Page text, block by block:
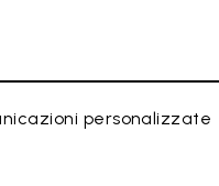
personalizzate